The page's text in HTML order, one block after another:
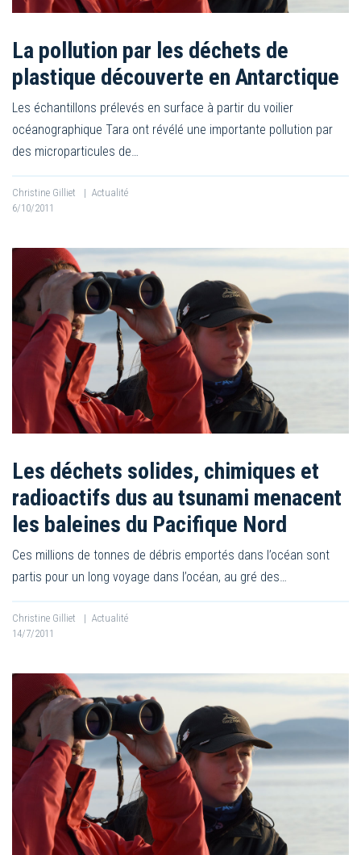
La pollution par les déchets de
plastique découverte en Antarctique
Les échantillons prélevés en surface à partir du voilier
océanographique Tara ont révélé une importante pollution par
des microparticules de…
Christine Gilliet | Actualité
6/10/2011
Les déchets solides, chimiques et
radioactifs dus au tsunami menacent
les baleines du Pacifique Nord
Ces millions de tonnes de débris emportés dans l’océan sont
partis pour un long voyage dans l’océan, au gré des…
Christine Gilliet | Actualité
14/7/2011